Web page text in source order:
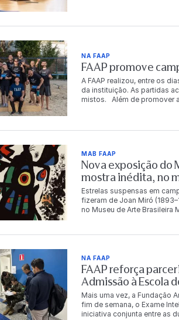
NA FAAP
FAAP promove
A FAAP realizou, entre os
da instituição. As partidas
mistos. Além de promover
Fernandes Chave de
Betina Leal Leonardo
Oliveira Angelo Marcio
qualidade de vida, a
MAB FAAP
Nova exposição do
mostra inédita, no
Estrelas suspensas em
fizeram de Joan Miró
no Museu de Arte Brasileira
11 de outubro de 2026 e
Espanha. O conjunto reúne
Miró Barcelona, a Fundação
seleção que evidencia a
materiais ao longo de mais
nomes da arte do século
tapeçaria, consolidou uma
Suas formas orgânicas,
NA FAAP
FAAP reforça
Admissão à Escola
Mais uma vez, a Fundação
fim de semana, o Exame
iniciativa conjunta entre as